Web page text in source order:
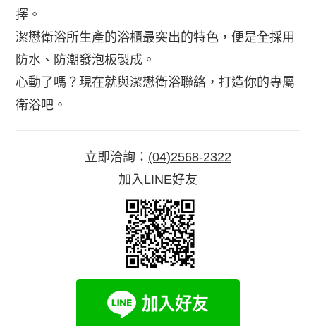
擇。
潔懋衛浴所生產的浴櫃最突出的特色，便是全採用
防水、防潮發泡板製成。
心動了嗎？現在就與潔懋衛浴聯絡，打造你的專屬
衛浴吧。
立即洽詢： (04)2568-2322
加入LINE好友